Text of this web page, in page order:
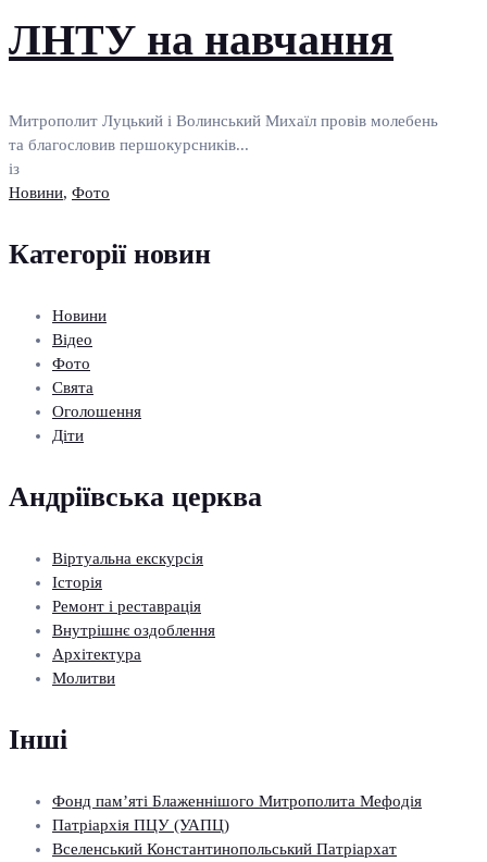
ЛНТУ на навчання
Митрополит Луцький і Волинський Михаїл провів молебень
та благословив першокурсників...
із
Новини, Фото
Категорії новин
Новини
Відео
Фото
Свята
Оголошення
Діти
Андріївська церква
Віртуальна екскурсія
Історія
Ремонт і реставрація
Внутрішнє оздоблення
Архітектура
Молитви
Інші
Фонд пам’яті Блаженнішого Митрополита Мефодія
Патріархія ПЦУ (УАПЦ)
Вселенський Константинопольський Патріархат